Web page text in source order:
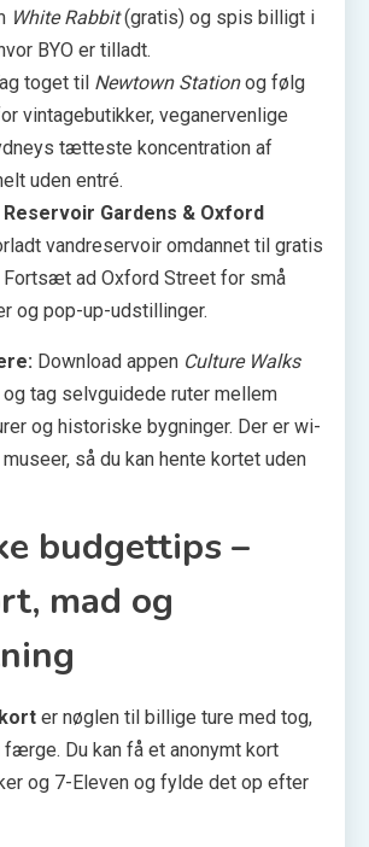
White Rabbit(gratis) og spis billigt i
BYO er tilladt.
toget til Newtown Stationog følg
vintagebutikker, veganervenlige
tætteste koncentration af
uden entré.
Reservoir Gardens & Oxford
vand­reservoir omdannet til gratis
Fortsæt ad Oxford Street for små
og pop-up-udstillinger.
Download appen Culture Walks
tag selv­guidede ruter mellem
og historiske bygninger. Der er wi-
så du kan hente kortet uden
budgettips –
mad og
er nøglen til billige ture med tog,
færge. Du kan få et anonymt kort
og 7-Eleven og fylde det op efter